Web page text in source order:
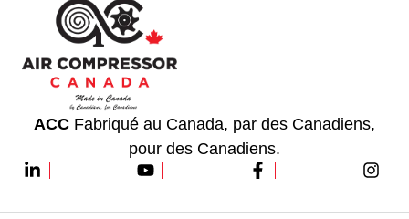
ACC Fabriqué au Canada, par des Canadiens,
pour des Canadiens.